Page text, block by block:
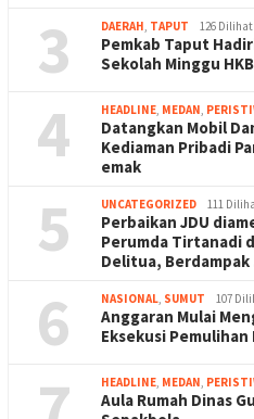
3 DAERAH TAPUT 126 Dilihat
Pemkab Taput
Sekolah Minggu
4 HEADLINE MEDAN
Datangkan Mobil
Kediaman Pribadi
emak
5 UNCATEGORIZED 111
Perbaikan JDU
Perumda Tirtanadi
Delitua,
6 NASIONAL SUMUT 107
Anggaran Mulai
Eksekusi Pemulihan
HEADLINE MEDAN
Aula Rumah Dinas